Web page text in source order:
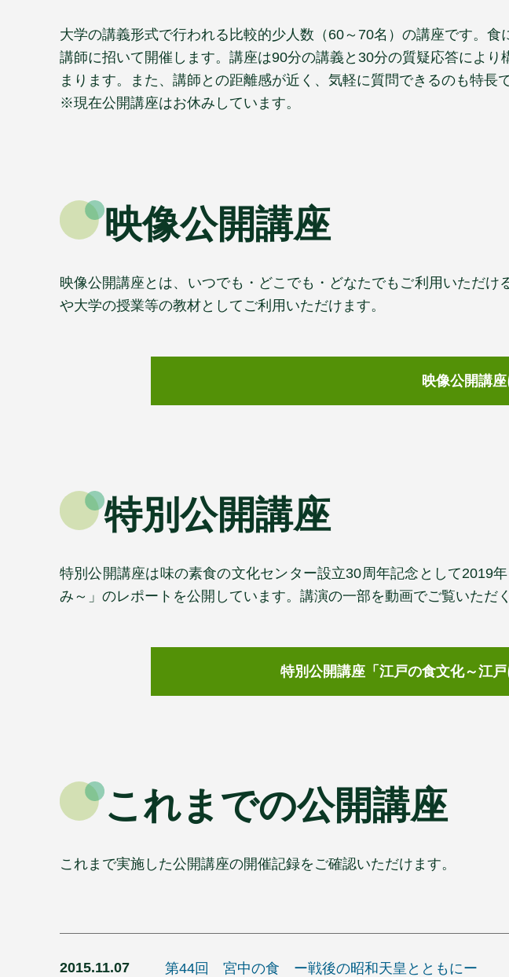
大学の講義形式で行われる比較的少人数（60～70名）の講座です。
講師に招いて開催します。講座は90分の講義と30分の質疑応答によ
まります。また、講師との距離感が近く、気軽に質問できるのも特長で
※現在公開講座はお休みしています。
映像公開講座
映像公開講座とは、いつでも・どこでも・どなたでもご利用いただ
や大学の授業等の教材としてご利用いただけます。
映像公開講
特別公開講座
特別公開講座は味の素食の文化センター設立30周年記念として2019
み～」のレポートを公開しています。講演の一部を動画でご覧いただ
特別公開講座 「江戸の食文化～江
これまでの公開講座
これまで実施した公開講座の開催記録をご確認いただけます。
2015.11.07 第44回 宮中の食 ー戦後の昭和天皇とともにー